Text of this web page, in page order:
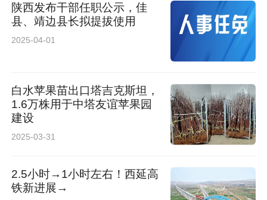
陕西发布干部任职公示，佳
县、靖边县长拟提拔使用
2025-04-01
白水苹果苗出口塔吉克斯坦，
1.6万株用于中塔友谊苹果园
建设
2025-03-31
2.5小时→1小时左右！西延高
铁新进展→